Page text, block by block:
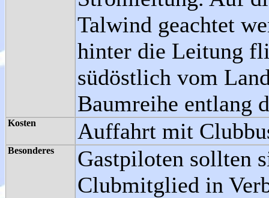
Talwind geachtet
hinter die Leitung
südöstlich vom
Baumreihe entlang
Kosten Auffahrt mit
Besonderes
Gastpiloten sollten
Clubmitglied in